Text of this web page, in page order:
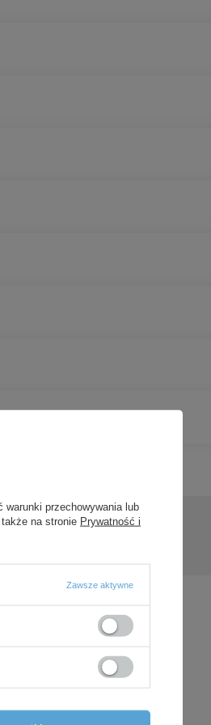
warunki przechowywania lub
na stronie Prywatność i
Zawsze aktywne